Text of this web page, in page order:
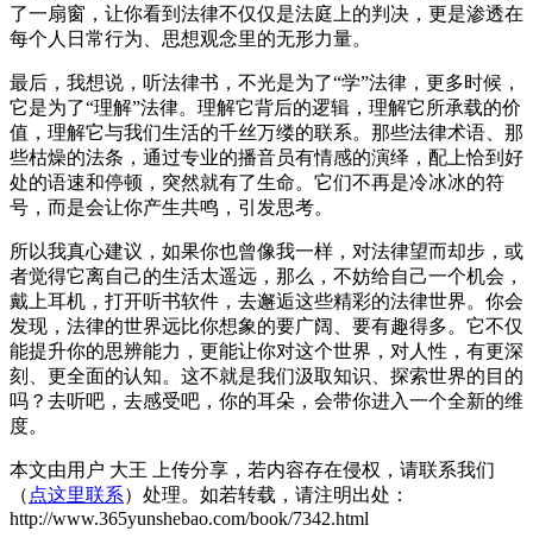
了一扇窗，让你看到法律不仅仅是法庭上的判决，更是渗透在
每个人日常行为、思想观念里的无形力量。
最后，我想说，听法律书，不光是为了“学”法律，更多时候，
它是为了“理解”法律。理解它背后的逻辑，理解它所承载的价
值，理解它与我们生活的千丝万缕的联系。那些法律术语、那
些枯燥的法条，通过专业的播音员有情感的演绎，配上恰到好
处的语速和停顿，突然就有了生命。它们不再是冷冰冰的符
号，而是会让你产生共鸣，引发思考。
所以我真心建议，如果你也曾像我一样，对法律望而却步，或
者觉得它离自己的生活太遥远，那么，不妨给自己一个机会，
戴上耳机，打开听书软件，去邂逅这些精彩的法律世界。你会
发现，法律的世界远比你想象的要广阔、要有趣得多。它不仅
能提升你的思辨能力，更能让你对这个世界，对人性，有更深
刻、更全面的认知。这不就是我们汲取知识、探索世界的目的
吗？去听吧，去感受吧，你的耳朵，会带你进入一个全新的维
度。
本文由用户 大王 上传分享，若内容存在侵权，请联系我们
（ 点这里联系）处理。如若转载，请注明出处：
http://www.365yunshebao.com/book/7342.html